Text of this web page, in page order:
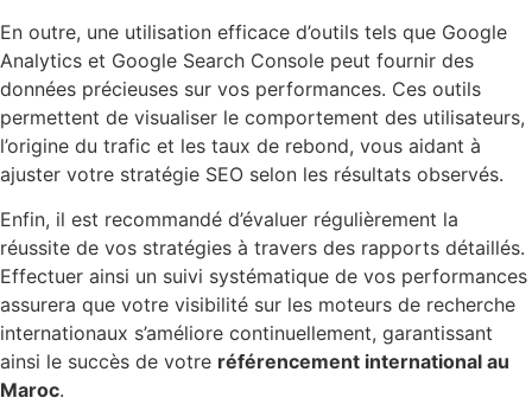
En outre, une utilisation efficace d’outils tels que Google
Analytics et Google Search Console peut fournir des
données précieuses sur vos performances. Ces outils
permettent de visualiser le comportement des utilisateurs,
l’origine du trafic et les taux de rebond, vous aidant à
ajuster votre stratégie SEO selon les résultats observés.
Enfin, il est recommandé d’évaluer régulièrement la
réussite de vos stratégies à travers des rapports détaillés.
Effectuer ainsi un suivi systématique de vos performances
assurera que votre visibilité sur les moteurs de recherche
internationaux s’améliore continuellement, garantissant
ainsi le succès de votre référencement international au
Maroc.